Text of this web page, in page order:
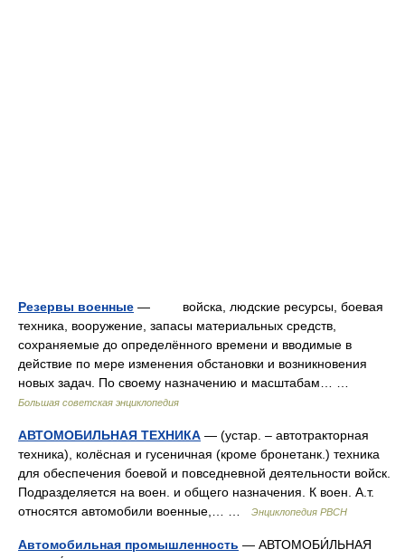
Резервы военные — войска, людские ресурсы, боевая
техника, вооружение, запасы материальных средств,
сохраняемые до определённого времени и вводимые в
действие по мере изменения обстановки и возникновения
новых задач. По своему назначению и масштабам… …
Большая советская энциклопедия
АВТОМОБИЛЬНАЯ ТЕХНИКА — (устар. – автотракторная
техника), колёсная и гусеничная (кроме бронетанк.) техника
для обеспечения боевой и повседневной деятельности войск.
Подразделяется на воен. и общего назначения. К воен. А.т.
относятся автомобили военные,… …
Энциклопедия РВСН
Автомобильная промышленность — АВТОМОБИ́ЛЬНАЯ